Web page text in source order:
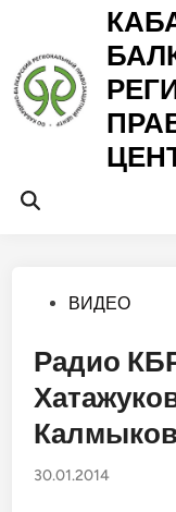
содержимому
Открыть
Опубликовано
ВИДЕО
Радио
30.01.2014